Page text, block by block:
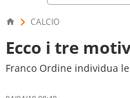
CALCIO
Ecco i tre
Franco Ordine individua